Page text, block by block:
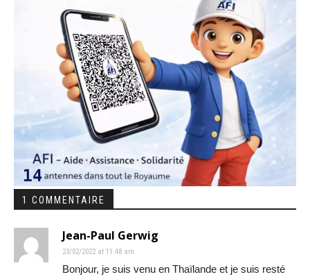
1 COMMENTAIRE
Jean-Paul Gerwig
23/02/2022 at 11:48 am
Bonjour, je suis venu en Thaïlande et je suis resté